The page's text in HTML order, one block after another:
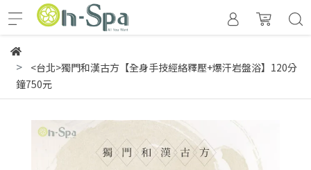
<台北>獨門和漢古方【全身手技經絡釋壓+爆汗岩盤浴】120分
鐘750元